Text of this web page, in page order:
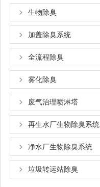
生物除臭
加盖除臭系统
全流程除臭
雾化除臭
废气治理喷淋塔
再生水厂生物除臭系统
净水厂生物除臭系统
垃圾转运站除臭